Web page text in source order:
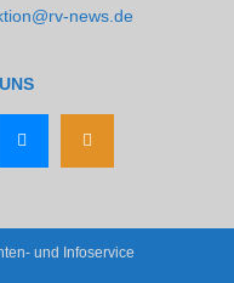
news.de
und Infoservice